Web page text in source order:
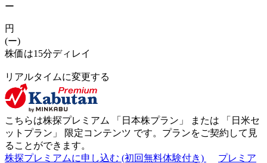
ー
円
(ー)
株価は15分ディレイ
リアルタイムに変更する
こちらは株探プレミアム 「 日本株プラン 」 または 「 日米セ
ットプラン 」 限定コンテンツ です。プランをご契約して見
ることができます。
株探プレミアムに申し込む (初回無料体験付き)
プレミア